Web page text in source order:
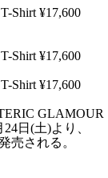
Shirt ¥17,600
Shirt ¥17,600
Shirt ¥17,600
GLAMOUR
日(土)より、
売される。